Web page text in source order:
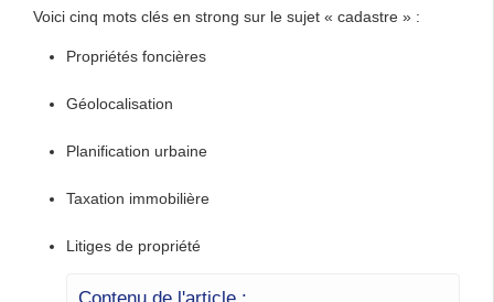
Voici cinq mots clés en strong sur le sujet « cadastre » :
Propriétés foncières
Géolocalisation
Planification urbaine
Taxation immobilière
Litiges de propriété